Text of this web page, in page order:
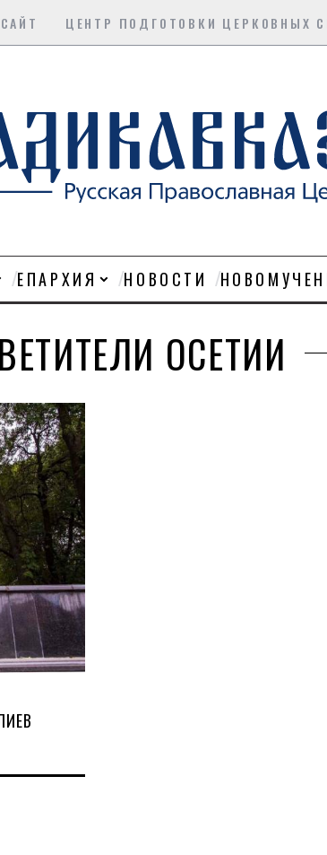
ЦЕНТР ПОДГОТОВКИ ЦЕРКОВНЫХ
ЕПАРХИЯ НОВОСТИ
ОСЕТИИ